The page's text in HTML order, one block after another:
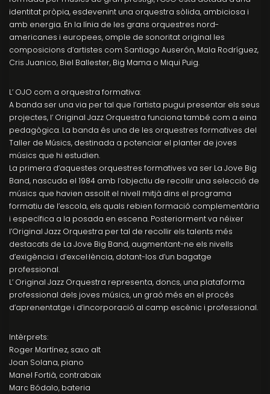
identitat pròpia, esdevenint una orquestra sòlida, ambiciosa i
amb energia. En la línia de les grans orquestres nord-
americanes i europees, omple de sonoritat original les
composicions d’artistes com Santiago Auserón, Mala Rodríguez,
Cris Juanico, Biel Ballester, Big Mama o Miqui Puig.
L’ OJO com a orquestra formativa:
A banda ser una via per tal que l’artista pugui presentar els seus
projectes, l’ Original Jazz Orquestra funciona també com a eina
pedagògica. La banda és una de les orquestres formatives del
Taller de Músics, destinada a potenciar el planter de joves
músics que hi estudien.
La primera d’aquestes orquestres formatives va ser La Jove Big
Band, nascuda el 1984 amb l’objectiu de recollir una selecció de
músics que havien assolit el nivell mitjà dins el programa
formatiu de l’escola, els quals rebien formació complementària
i específica a la posada en escena. Posteriorment va néixer
l’Original Jazz Orquestra per tal de recollir els talents més
destacats de La Jove Big Band, augmentant-ne els nivells
d’exigència i d’excel·lència, dotant-los d’un bagatge
professional.
L’ Original Jazz Orquestra representa, doncs, una plataforma
professional dels joves músics, un graó més en el procés
d’aprenentatge i d’incorporació al camp escènic i professional.
Intèrprets:
Roger Martínez, saxo alt
Joan Solana, piano
Manel Fortià, contrabaix
Marc Bódalo, bateria